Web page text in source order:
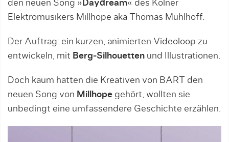
den neuen Song » Daydream« des Kölner
Elektromusikers Millhope aka Thomas Mühlhoff.
Der Auftrag: ein kurzen, animierten Videoloop zu
entwickeln, mit Berg-Silhouetten und Illustrationen.
Doch kaum hatten die Kreativen von BART den
neuen Song von Millhope gehört, wollten sie
unbedingt eine umfassendere Geschichte erzählen.